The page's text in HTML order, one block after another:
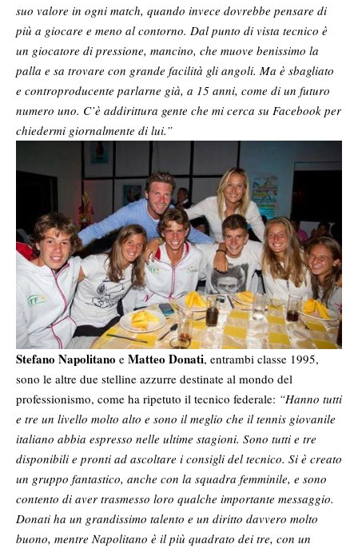
suo valore in ogni match, quando invece dovrebbe pensare di
più a giocare e meno al contorno. Dal punto di vista tecnico è
un giocatore di pressione, mancino, che muove benissimo la
palla e sa trovare con grande facilità gli angoli. Ma è sbagliato
e controproducente parlarne già, a 15 anni, come di un futuro
numero uno. C’è addirittura gente che mi cerca su Facebook per
chiedermi giornalmente di lui.”
Stefano Napolitano e Matteo Donati, entrambi classe 1995,
sono le altre due stelline azzurre destinate al mondo del
professionismo, come ha ripetuto il tecnico federale: “Hanno tutti
e tre un livello molto alto e sono il meglio che il tennis giovanile
italiano abbia espresso nelle ultime stagioni. Sono tutti e tre
disponibili e pronti ad ascoltare i consigli del tecnico. Si è creato
un gruppo fantastico, anche con la squadra femminile, e sono
contento di aver trasmesso loro qualche importante messaggio.
Donati ha un grandissimo talento e un diritto davvero molto
buono, mentre Napolitano è il più quadrato dei tre, con un